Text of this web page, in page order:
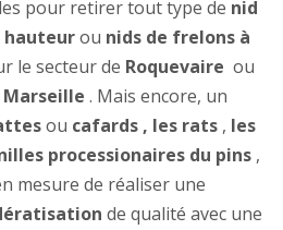
pour retirer tout type de nid
hauteurou nids de frelons à
le secteur de Roquevaire ou
. Mais encore, un
ou cafards , les rats, les
processionaires du pins ,
mesure de réaliser une
de qualité avec une